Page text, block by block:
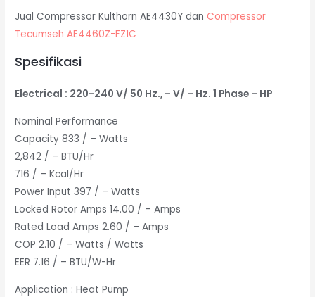
Jual Compressor Kulthorn AE4430Y dan Compressor
Tecumseh AE4460Z-FZ1C
Spesifikasi
Electrical : 220-240 V/ 50 Hz., – V/ – Hz. 1 Phase – HP
Nominal Performance
Capacity 833 / – Watts
2,842 / – BTU/Hr
716 / – Kcal/Hr
Power Input 397 / – Watts
Locked Rotor Amps 14.00 / – Amps
Rated Load Amps 2.60 / – Amps
COP 2.10 / – Watts / Watts
EER 7.16 / – BTU/W-Hr
Application : Heat Pump